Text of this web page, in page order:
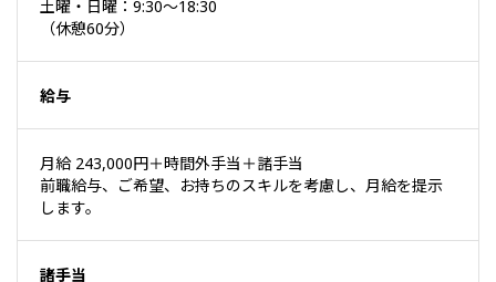
土曜・日曜：9:30～18:30
（休憩60分）
給与
月給 243,000円＋時間外手当＋諸手当
前職給与、ご希望、お持ちのスキルを考慮し、月給を提示
します。
諸手当